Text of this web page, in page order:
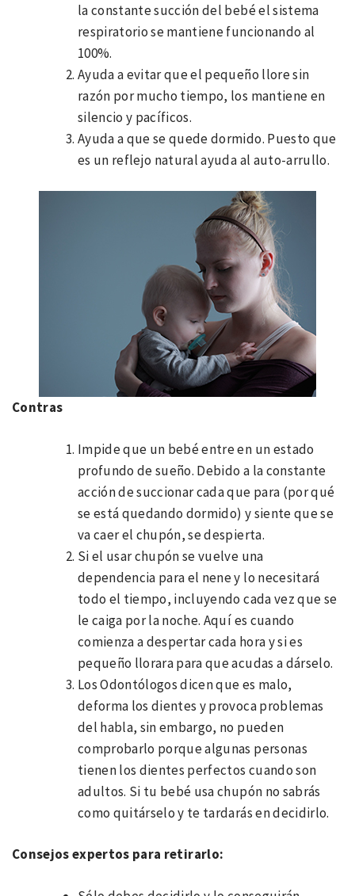
la constante succión del bebé el sistema
respiratorio se mantiene funcionando al
100%.
Ayuda a evitar que el pequeño llore sin
razón por mucho tiempo, los mantiene en
silencio y pacíficos.
Ayuda a que se quede dormido. Puesto que
es un reflejo natural ayuda al auto-arrullo.
Contras
Impide que un bebé entre en un estado
profundo de sueño. Debido a la constante
acción de succionar cada que para (por qué
se está quedando dormido) y siente que se
va caer el chupón, se despierta.
Si el usar chupón se vuelve una
dependencia para el nene y lo necesitará
todo el tiempo, incluyendo cada vez que se
le caiga por la noche. Aquí es cuando
comienza a despertar cada hora y si es
pequeño llorara para que acudas a dárselo.
Los Odontólogos dicen que es malo,
deforma los dientes y provoca problemas
del habla, sin embargo, no pueden
comprobarlo porque algunas personas
tienen los dientes perfectos cuando son
adultos. Si tu bebé usa chupón no sabrás
como quitárselo y te tardarás en decidirlo.
Consejos expertos para retirarlo: